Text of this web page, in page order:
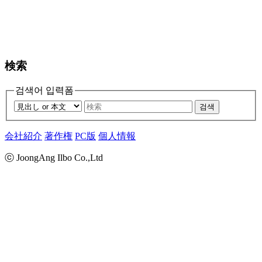
検索
검색어 입력폼
검색
会社紹介 著作権 PC版 個人情報
ⓒ JoongAng Ilbo Co.,Ltd